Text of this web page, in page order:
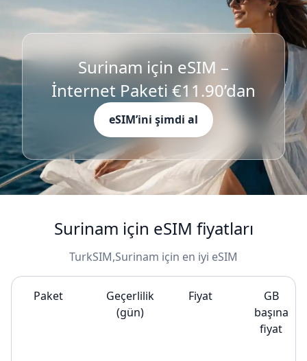
Surinam için eSIM –
İnternet Paketi €11.90’dan
eSIM’ini şimdi al
Surinam için eSIM fiyatları
TurkSIM,Surinam için en iyi eSIM
Paket
Geçerlilik
(gün)
Fiyat
GB
başına
fiyat